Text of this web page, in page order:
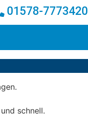
01578-7773420
schnell.